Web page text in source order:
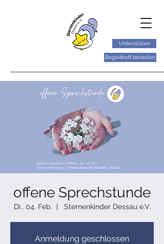
Unterstützen
Begleitheft bestellen
offene Sprechstunde
Di., 04. Feb.
  |
Sternenkinder Dessau e.V.
Anmeldung geschlossen